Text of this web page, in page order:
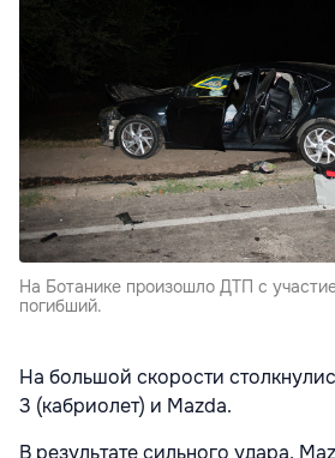
На Ботанике произошло ДТП с
погибший.
На большой скорости
3 (кабриолет) и Mazda.
В результате сильного удара,